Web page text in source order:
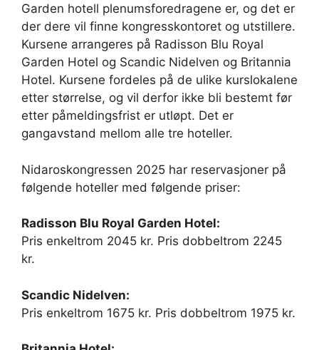
Garden hotell plenumsforedragene er, og det er
der dere vil finne kongresskontoret og utstillere.
Kursene arrangeres på Radisson Blu Royal
Garden Hotel og Scandic Nidelven og Britannia
Hotel. Kursene fordeles på de ulike kurslokalene
etter størrelse, og vil derfor ikke bli bestemt før
etter påmeldingsfrist er utløpt. Det er
gangavstand mellom alle tre hoteller.
Nidaroskongressen 2025 har reservasjoner på
følgende hoteller med følgende priser:
Radisson Blu Royal Garden Hotel:
Pris enkeltrom 2045 kr. Pris dobbeltrom 2245
kr.
Scandic Nidelven:
Pris enkeltrom 1675 kr. Pris dobbeltrom 1975 kr.